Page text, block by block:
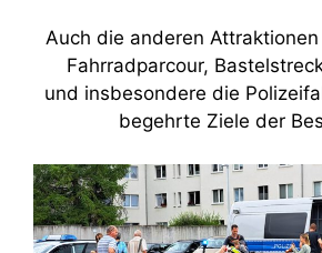
Auch die anderen
Fahrradparcour,
und insbesondere die
begehrte Ziele der